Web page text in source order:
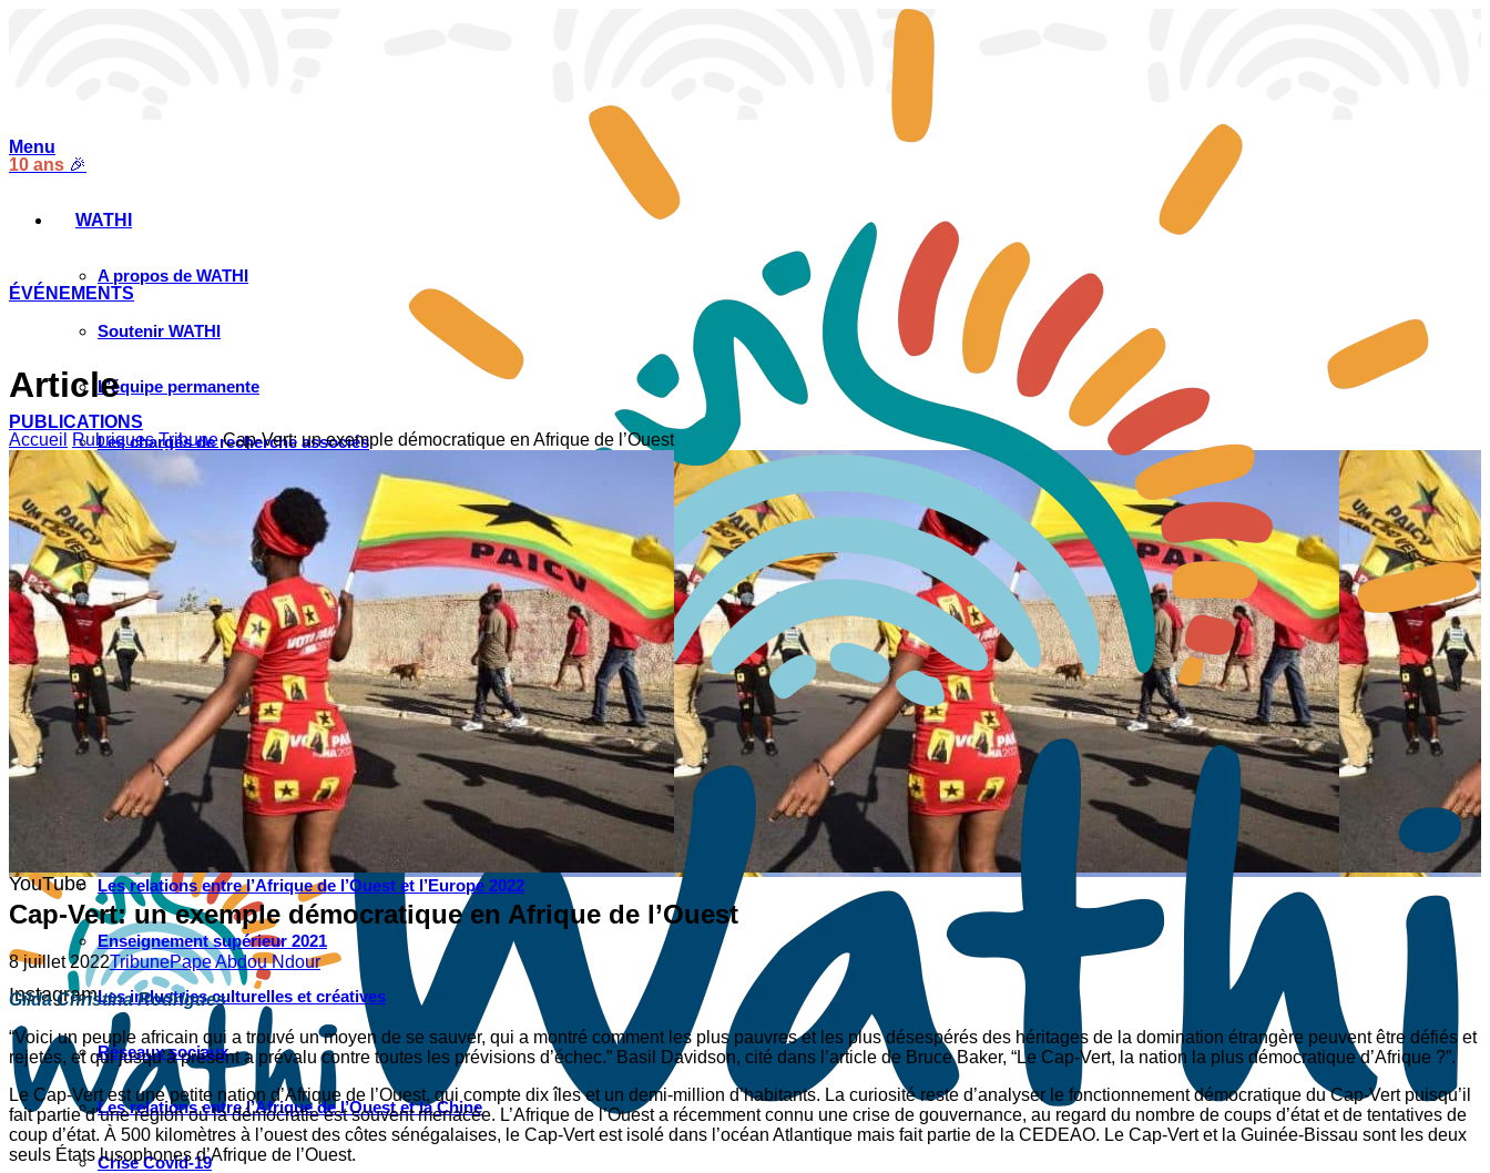
10 ans 🎉
ÉVÉNEMENTS
PUBLICATIONS
Facebook
Twitter
LinkedIn
YouTube
Instagram
Menu
WATHI
A propos de WATHI
Soutenir WATHI
L’équipe permanente
Les chargés de recherche associés
WATHI se dévoile en deux films
L’association
Nos partenaires
LE DÉBAT
Débat – Entrepreneuriat en Afrique de l’Ouest
Afrique de l’Ouest – États Unis d’Amérique
Changement climatique 2022
Les relations entre l’Afrique de l’Ouest et l’Europe 2022
Enseignement supérieur 2021
Les industries culturelles et créatives
Réseaux sociaux
Les relations entre l’Afrique de l’Ouest et la Chine
Crise Covid-19
Article
Accueil Rubriques Tribune Cap-Vert: un exemple démocratique en Afrique de l’Ouest
Cap-Vert: un exemple démocratique en Afrique de l’Ouest
8 juillet 2022TribunePape Abdou Ndour
Gilda Christina Rodrigues
“Voici un peuple africain qui a trouvé un moyen de se sauver, qui a montré comment les plus pauvres et les plus désespérés des héritages de la domination étrangère peuvent être défiés et
rejetés, et qui jusqu’à présent a prévalu contre toutes les prévisions d’échec.” Basil Davidson, cité dans l’article de Bruce Baker, “Le Cap-Vert, la nation la plus démocratique d’Afrique ?”.
Le Cap-Vert est une petite nation d’Afrique de l’Ouest, qui compte dix îles et un demi-million d’habitants. La curiosité reste d’analyser le fonctionnement démocratique du Cap-Vert puisqu’il
fait partie d’une région où la démocratie est souvent menacée. L’Afrique de l’Ouest a récemment connu une crise de gouvernance, au regard du nombre de coups d’état et de tentatives de
coup d’état. À 500 kilomètres à l’ouest des côtes sénégalaises, le Cap-Vert est isolé dans l’océan Atlantique mais fait partie de la CEDEAO. Le Cap-Vert et la Guinée-Bissau sont les deux
seuls États lusophones d’Afrique de l’Ouest.